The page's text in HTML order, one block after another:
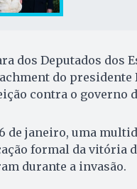
dos Deputados dos
do presidente
contra o governo
de janeiro, uma
formal da vitória
durante a invasão.